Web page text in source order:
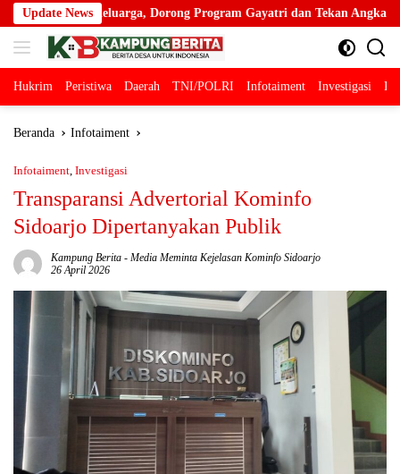
Langsung
ke
konten
Update News
Program Gayatri dan Tekan Angka Anak Tidak Sekolah
Hukrim Peristiwa Daerah TNI/POLRI Infotaiment Investigasi
Beranda Infotaiment
Infotaiment, Investigasi
Transparansi Advertorial Kominfo
Sidoarjo Dipertanyakan Publik
Kampung Berita - Media Meminta Kejelasan Kominfo Sidoarjo
26 April 2026